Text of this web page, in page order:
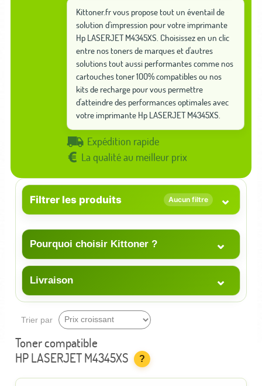
Kittoner.fr vous propose tout un éventail de
solution d'impression pour votre imprimante
Hp LASERJET M4345XS. Choisissez en un clic
entre nos toners de marques et d'autres
solutions tout aussi performantes comme nos
cartouches toner 100% compatibles ou nos
kits de recharge pour vous permettre
d'atteindre des performances optimales avec
votre imprimante Hp LASERJET M4345XS.
Expédition rapide
La qualité au meilleur prix
Filtrer les produits Aucun filtre ⌄
Pourquoi choisir Kittoner ? ⌄
Livraison ⌄
Trier par
Toner compatible
HP LASERJET M4345XS
?